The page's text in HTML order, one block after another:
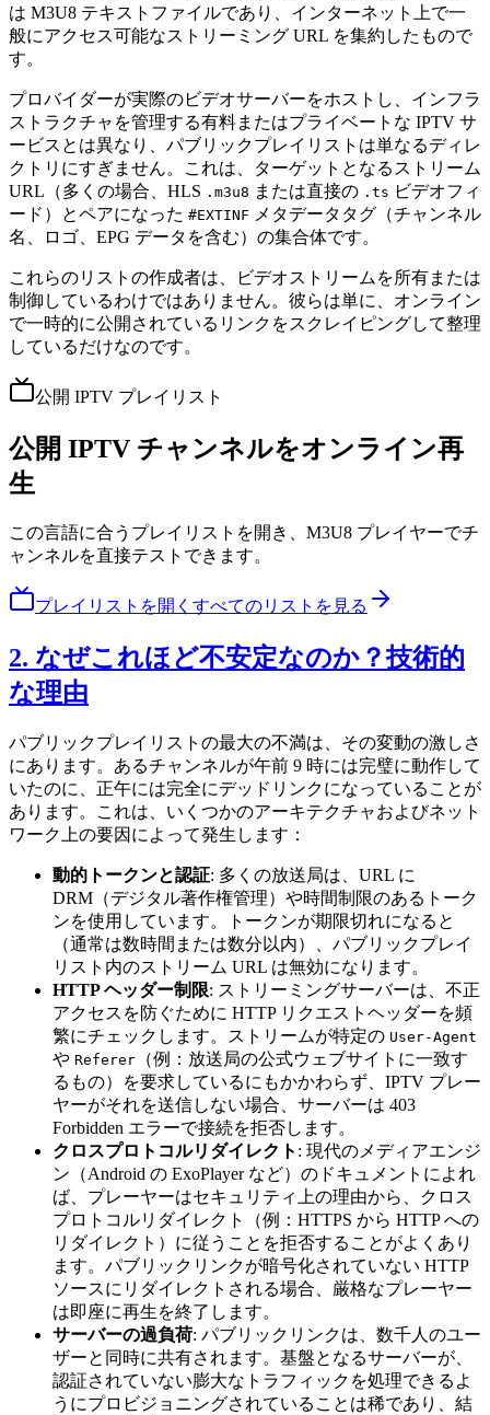
は M3U8 テキストファイルであり、インターネット上で一
般にアクセス可能なストリーミング URL を集約したもので
す。
プロバイダーが実際のビデオサーバーをホストし、インフラ
ストラクチャを管理する有料またはプライベートな IPTV サ
ービスとは異なり、パブリックプレイリストは単なるディレ
クトリにすぎません。これは、ターゲットとなるストリーム
URL（多くの場合、HLS .m3u8 または直接の .ts ビデオフィ
ード）とペアになった #EXTINF メタデータタグ（チャンネル
名、ロゴ、EPG データを含む）の集合体です。
これらのリストの作成者は、ビデオストリームを所有または
制御しているわけではありません。彼らは単に、オンライン
で一時的に公開されているリンクをスクレイピングして整理
しているだけなのです。
公開 IPTV プレイリスト
公開 IPTV チャンネルをオンライン再
生
この言語に合うプレイリストを開き、M3U8 プレイヤーでチ
ャンネルを直接テストできます。
プレイリストを開く すべてのリストを見る
2. なぜこれほど不安定なのか？技術的
な理由
パブリックプレイリストの最大の不満は、その変動の激しさ
にあります。あるチャンネルが午前 9 時には完璧に動作して
いたのに、正午には完全にデッドリンクになっていることが
あります。これは、いくつかのアーキテクチャおよびネット
ワーク上の要因によって発生します：
動的トークンと認証: 多くの放送局は、URL に
DRM（デジタル著作権管理）や時間制限のあるトーク
ンを使用しています。トークンが期限切れになると
（通常は数時間または数分以内）、パブリックプレイ
リスト内のストリーム URL は無効になります。
HTTP ヘッダー制限: ストリーミングサーバーは、不正
アクセスを防ぐために HTTP リクエストヘッダーを頻
繁にチェックします。ストリームが特定の User-Agent
や Referer （例：放送局の公式ウェブサイトに一致す
るもの）を要求しているにもかかわらず、IPTV プレー
ヤーがそれを送信しない場合、サーバーは 403
Forbidden エラーで接続を拒否します。
クロスプロトコルリダイレクト : 現代のメディアエンジ
ン（Android の ExoPlayer など）のドキュメントによれ
ば、プレーヤーはセキュリティ上の理由から、クロス
プロトコルリダイレクト（例：HTTPS から HTTP への
リダイレクト）に従うことを拒否することがよくあり
ます。パブリックリンクが暗号化されていない HTTP
ソースにリダイレクトされる場合、厳格なプレーヤー
は即座に再生を終了します。
サーバーの過負荷: パブリックリンクは、数千人のユー
ザーと同時に共有されます。基盤となるサーバーが、
認証されていない膨大なトラフィックを処理できるよ
うにプロビジョニングされていることは稀であり、結